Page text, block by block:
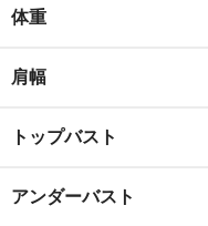
体重
肩幅
トップバスト
アンダーバスト